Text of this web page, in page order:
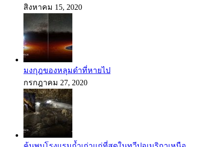
สิงหาคม 15, 2020
มงกุฎของหลุมดำที่หายไป
กรกฎาคม 27, 2020